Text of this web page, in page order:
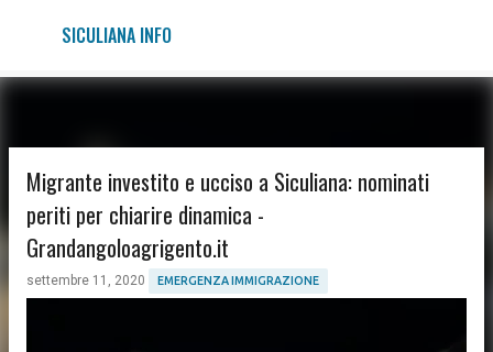
SICULIANA INFO
Migrante investito e ucciso a Siculiana: nominati
periti per chiarire dinamica -
Grandangoloagrigento.it
settembre 11, 2020 EMERGENZA IMMIGRAZIONE